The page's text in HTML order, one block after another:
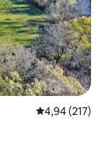
prosječna
4,94 (217)